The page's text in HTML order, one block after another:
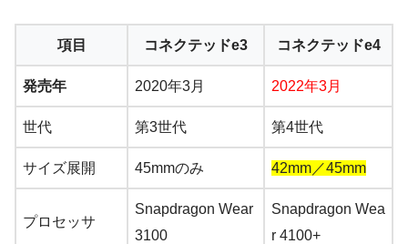
項目 コネクテッドe3 コネクテッドe4
発売年 2020年3月 2022年3月
世代 第3世代 第4世代
サイズ展開 45mmのみ 42mm／45mm
プロセッサ
Snapdragon Wear
3100
Snapdragon Wea
r 4100+